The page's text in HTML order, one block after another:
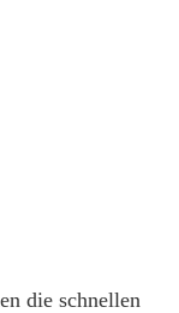
die schnellen